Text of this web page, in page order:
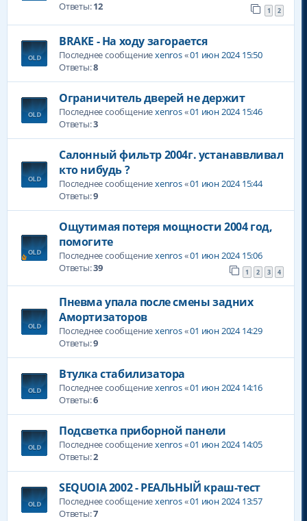
Ответы:12 1 2
BRAKE - На ходу загорается
Последнее сообщениеxenros«01 июн 2024 15:50
Ответы:8
Ограничитель дверей не держит
Последнее сообщениеxenros«01 июн 2024 15:46
Ответы:3
Салонный фильтр 2004г. устанаввливал
кто нибудь ?
Последнее сообщениеxenros«01 июн 2024 15:44
Ответы:9
Ощутимая потеря мощности 2004 год,
помогите
Последнее сообщениеxenros«01 июн 2024 15:06
Ответы:39 1 2 3 4
Пневма упала после смены задних
Амортизаторов
Последнее сообщениеxenros«01 июн 2024 14:29
Ответы:9
Втулка стабилизатора
Последнее сообщениеxenros«01 июн 2024 14:16
Ответы:6
Подсветка приборной панели
Последнее сообщениеxenros«01 июн 2024 14:05
Ответы:2
SEQUOIA 2002 - РЕАЛЬНЫЙ краш-тест
Последнее сообщениеxenros«01 июн 2024 13:57
Ответы:7